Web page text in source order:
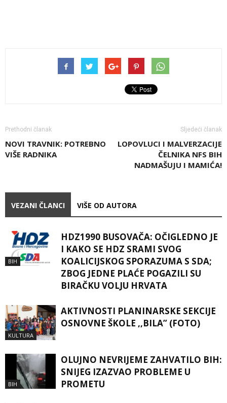
Prethodni članak
NOVI TRAVNIK: POTREBNO
VIŠE RADNIKA
Sljedeći članak
LOPOVLUCI I MALVERZACIJE
ČELNIKA NFS BIH
NADMAŠUJU I MAMIĆA!
VEZANI ČLANCI VIŠE OD AUTORA
BIH
HDZ1990 BUSOVAČA: OČIGLEDNO JE
I KAKO SE HDZ SRAMI SVOG
KOALICIJSKOG SPORAZUMA S SDA;
ZBOG JEDNE PLAĆE POGAZILI SU
BIRAČKU VOLJU HRVATA
KULTURA
AKTIVNOSTI PLANINARSKE SEKCIJE
OSNOVNE ŠKOLE ,,BILA” (FOTO)
BIH
OLUJNO NEVRIJEME ZAHVATILO BIH:
SNIJEG IZAZVAO PROBLEME U
PROMETU